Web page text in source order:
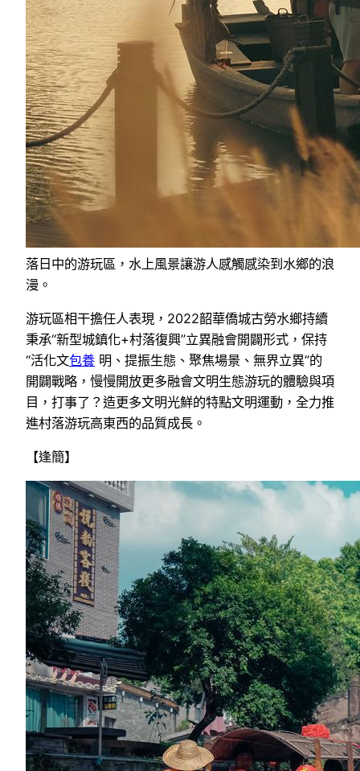
落日中的游玩區，水上風景讓游人感觸感染到水鄉的浪
漫。
游玩區相干擔任人表現，2022韶華僑城古勞水鄉持續
秉承“新型城鎮化+村落復興”立異融會開闢形式，保持
“活化文包養 明、提振生態、聚焦場景、無界立異”的
開闢戰略，慢慢開放更多融會文明生態游玩的體驗與項
目，打事了？造更多文明光鮮的特點文明運動，全力推
進村落游玩高東西的品質成長。
【逢簡】